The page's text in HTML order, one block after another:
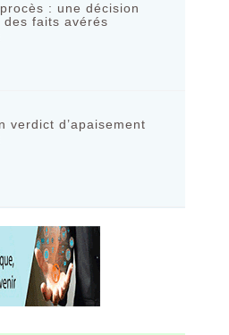
: une décision
des faits avérés
verdict d’apaisement